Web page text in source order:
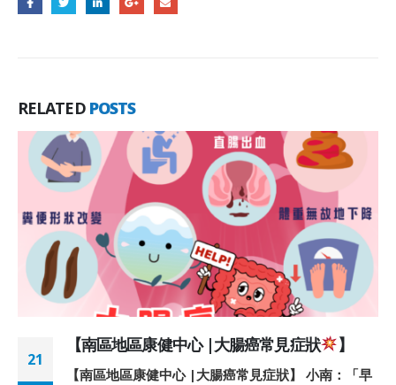
RELATED POSTS
21
【南區地區康健中心 |大腸癌常見症狀 】
【南區地區康健中心 |大腸癌常見症狀】 小南：「早